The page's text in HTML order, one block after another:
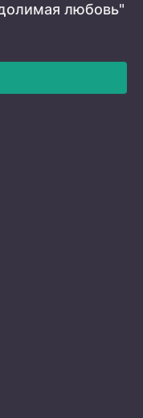
любовь"